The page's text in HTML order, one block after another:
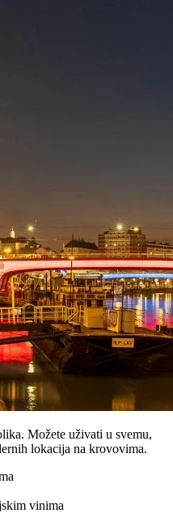
Možete uživati u svemu,
lokacija na krovovima.
vinima